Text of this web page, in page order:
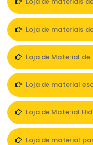
Loja de materiais
Loja de Material de
Loja de material
Loja de Material
Loja de material